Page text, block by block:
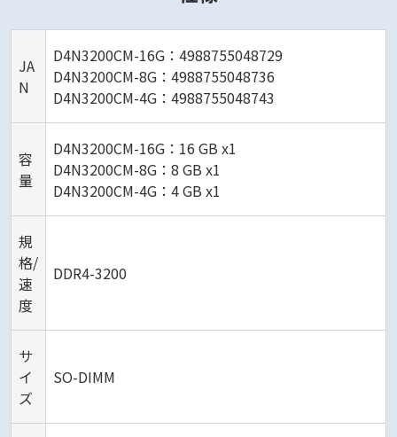
JA
N
D4N3200CM-16G：4988755048729
D4N3200CM-8G：4988755048736
D4N3200CM-4G：4988755048743
容
量
D4N3200CM-16G：16 GB x1
D4N3200CM-8G：8 GB x1
D4N3200CM-4G：4 GB x1
規
格/
速
度
DDR4-3200
サ
イ
ズ
SO-DIMM